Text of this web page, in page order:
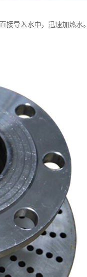
接导入水中，迅速加热水。